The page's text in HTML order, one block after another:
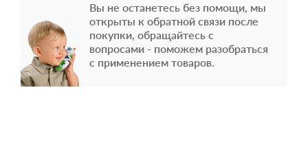
Вы не останетесь без помощи, мы
открыты к обратной связи после
покупки, обращайтесь с
вопросами - поможем разобраться
с применением товаров.